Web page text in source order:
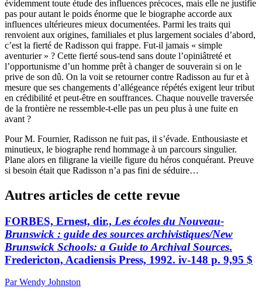
évidemment toute étude des influences précoces, mais elle ne justifie
pas pour autant le poids énorme que le biographe accorde aux
influences ultérieures mieux documentées. Parmi les traits qui
renvoient aux origines, familiales et plus largement sociales d’abord,
c’est la fierté de Radisson qui frappe. Fut-il jamais « simple
aventurier » ? Cette fierté sous-tend sans doute l’opiniâtreté et
l’opportunisme d’un homme prêt à changer de souverain si on le
prive de son dû. On la voit se retourner contre Radisson au fur et à
mesure que ses changements d’allégeance répétés exigent leur tribut
en crédibilité et peut-être en souffrances. Chaque nouvelle traversée
de la frontière ne ressemble-t-elle pas un peu plus à une fuite en
avant ?
Pour M. Fournier, Radisson ne fuit pas, il s’évade. Enthousiaste et
minutieux, le biographe rend hommage à un parcours singulier.
Plane alors en filigrane la vieille figure du héros conquérant. Preuve
si besoin était que Radisson n’a pas fini de séduire…
Autres articles de cette revue
FORBES, Ernest, dir., Les écoles du Nouveau-
Brunswick : guide des sources archivistiques/New
Brunswick Schools: a Guide to Archival Sources.
Fredericton, Acadiensis Press, 1992. iv-148 p. 9,95 $
Par Wendy Johnston